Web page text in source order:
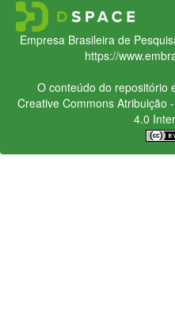
Empresa Brasileira de
https://
O conteúdo do repositório
Creative CommonsAtribuição
4.0